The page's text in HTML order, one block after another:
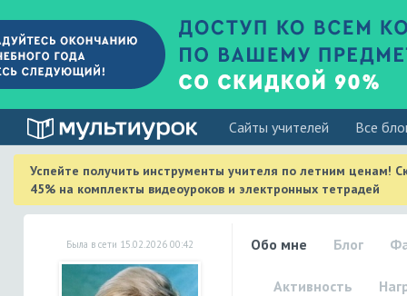
Cайты учителей Все
Успейте получить инструменты учителя по летним ценам!
45% на комплекты видеоуроков и электронных тетрадей
Была в сети 15.02.2026 00:42 Обо мне Блог
Активность